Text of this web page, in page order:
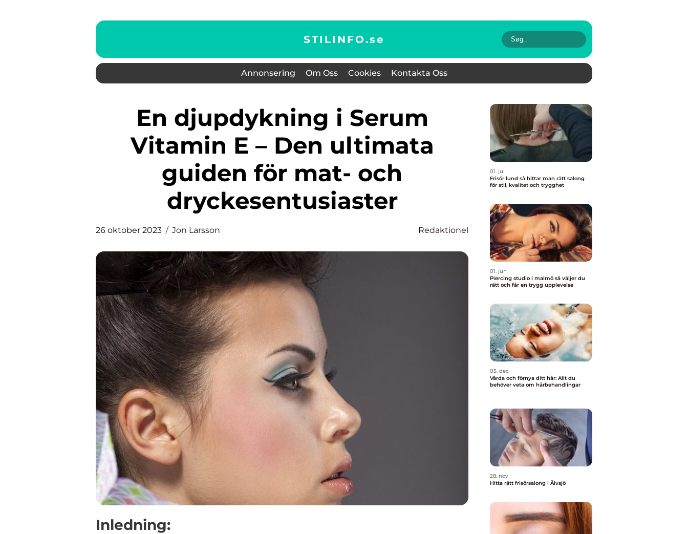
STILINFO.se
Annonsering Om Oss Cookies Kontakta Oss
En djupdykning i Serum
Vitamin E – Den ultimata
guiden för mat- och
dryckesentusiaster
26 oktober 2023 Jon Larsson Redaktionel
Inledning:
01. jul
Frisör lund så hittar man rätt salong
för stil, kvalitet och trygghet
01. jun
Piercing studio i malmö så väljer du
rätt och får en trygg upplevelse
05. dec
Vårda och förnya ditt hår: Allt du
behöver veta om hårbehandlingar
28. nov
Hitta rätt frisörsalong i Älvsjö